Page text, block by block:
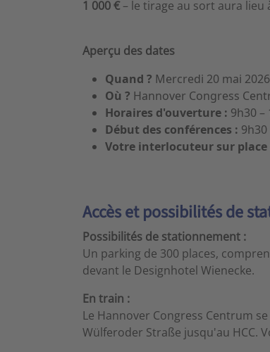
1 000 €– le tirage au sort aura lieu
Aperçu des dates
Quand ? Mercredi 20 mai 2026
Où ? Hannover Congress
Horaires d'ouverture : 9h30
Début des conférences : 9h30
Votre interlocuteur sur place
Accès et possibilités de
Possibilités de stationnement :
Un parking de 300 places,
devant le Designhotel Wienecke.
En train :
Le Hannover Congress Centrum
Wülferoder Straße jusqu'au HCC.